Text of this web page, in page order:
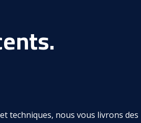
techniques, nous vous livrons des